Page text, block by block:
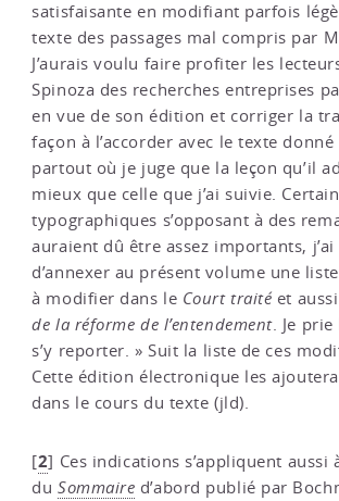
satisfaisante en modifiant parfois
texte des passages mal compris par
J’aurais voulu faire profiter les
Spinoza des recherches entreprises
en vue de son édition et corriger la
façon à l’accorder avec le texte
partout où je juge que la leçon qu’il
mieux que celle que j’ai suivie.
typographiques s’opposant à des
auraient dû être assez importants,
d’annexer au présent volume une
à modifier dans le Court traitéet
de la réforme de l’entendement. Je
s’y reporter. » Suit la liste de ces
Cette édition électronique les
dans le cours du texte (jld).
[2] Ces indications s’appliquent aussi
du Sommaire d’abord publié par